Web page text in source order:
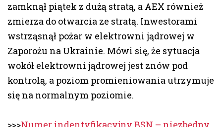
zamknął piątek z dużą stratą, a AEX również
zmierza do otwarcia ze stratą. Inwestorami
wstrząsnął pożar w elektrowni jądrowej w
Zaporożu na Ukrainie. Mówi się, że sytuacja
wokół elektrowni jądrowej jest znów pod
kontrolą, a poziom promieniowania utrzymuje
się na normalnym poziomie.
>>>Numer indentyfikacyjny BSN – niezbędny